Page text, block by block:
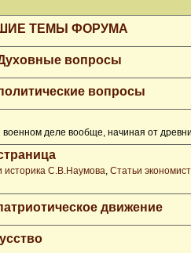
ТЕМЫ ФОРУМА
вопросы
вопросы
военном деле вообще, начиная от
историка С.В.Наумова, Статьи
движение